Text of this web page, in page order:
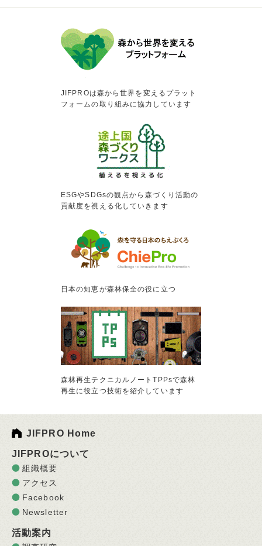
JIFPROは森から世界を変えるプラット
フォームの取り組みに協力しています
ESGやSDGsの観点から森づくり活動の
貢献度を視える化していきます
日本の知恵が森林保全の役に立つ
森林再生テクニカルノートTPPsで森林
再生に役立つ技術を紹介しています
JIFPRO Home
JIFPROについて
組織概要
アクセス
Facebook
Newsletter
活動案内